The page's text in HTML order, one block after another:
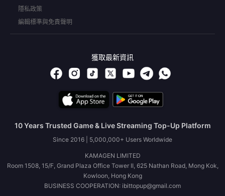
隱私政策
編輯標準與免責聲明
獲取最新資訊
10 Years Trusted Game & Live Streaming Top-Up Platform
Since 2016 | 5,000,000+ Users Worldwide
KAMAGEN LIMITED
Room 1508, 15/F, Grand Plaza Office Tower II, 625 Nathan Road, Mong Kok,
Kowloon, Hong Kong
BUSINESS COOPERATION: ibittopup@gmail.com